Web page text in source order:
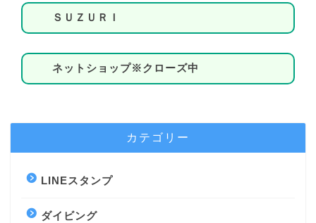
ＳＵＺＵＲＩ
ネットショップ※クローズ中
カテゴリー
LINEスタンプ
ダイビング